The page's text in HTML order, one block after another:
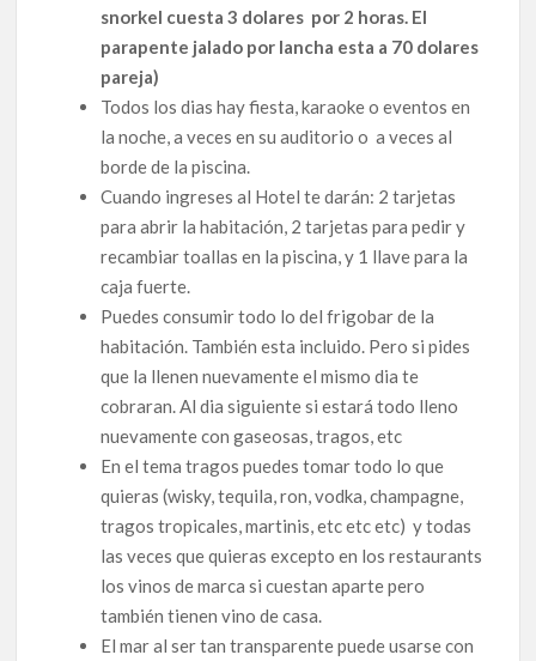
snorkel cuesta 3 dolares por 2 horas. El
parapente jalado por lancha esta a 70 dolares
pareja)
Todos los dias hay fiesta, karaoke o eventos en
la noche, a veces en su auditorio o a veces al
borde de la piscina.
Cuando ingreses al Hotel te darán: 2 tarjetas
para abrir la habitación, 2 tarjetas para pedir y
recambiar toallas en la piscina, y 1 llave para la
caja fuerte.
Puedes consumir todo lo del frigobar de la
habitación. También esta incluido. Pero si pides
que la llenen nuevamente el mismo dia te
cobraran. Al dia siguiente si estará todo lleno
nuevamente con gaseosas, tragos, etc
En el tema tragos puedes tomar todo lo que
quieras (wisky, tequila, ron, vodka, champagne,
tragos tropicales, martinis, etc etc etc) y todas
las veces que quieras excepto en los restaurants
los vinos de marca si cuestan aparte pero
también tienen vino de casa.
El mar al ser tan transparente puede usarse con